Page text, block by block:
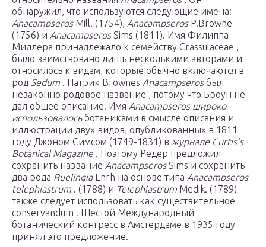
обнаружил, что используются следующие имена:
Anacampseros Mill. (1754), Anacampseros P.Browne
(1756) и AnacampserosSims (1811). Имя Филиппа
Миллера принадлежало к семейству Crassulaceae ,
было заимствовано лишь несколькими авторами и
относилось к видам, которые обычно включаются в
род Sedum . Патрик Brownes Anacampserosбыл
незаконно родовое название , потому что Броун не
дал общее описание. Имя Anacampseros широко
использовалосьботаниками в смысле описания и
иллюстрации двух видов, опубликованных в 1811
году Джоном Симсом (1749-1831) в журнале Curtis’s
Botanical Magazine. Поэтому Редер предложил
сохранить название AnacampserosSims и сохранить
два рода Ruelingia Ehrh на основе типа Anacampseros
telephiastrum . (1788) и Telephiastrum Medik. (1789)
также следует использовать как существительное
conservandum . Шестой Международный
ботанический конгресс в Амстердаме в 1935 году
принял это предложение.